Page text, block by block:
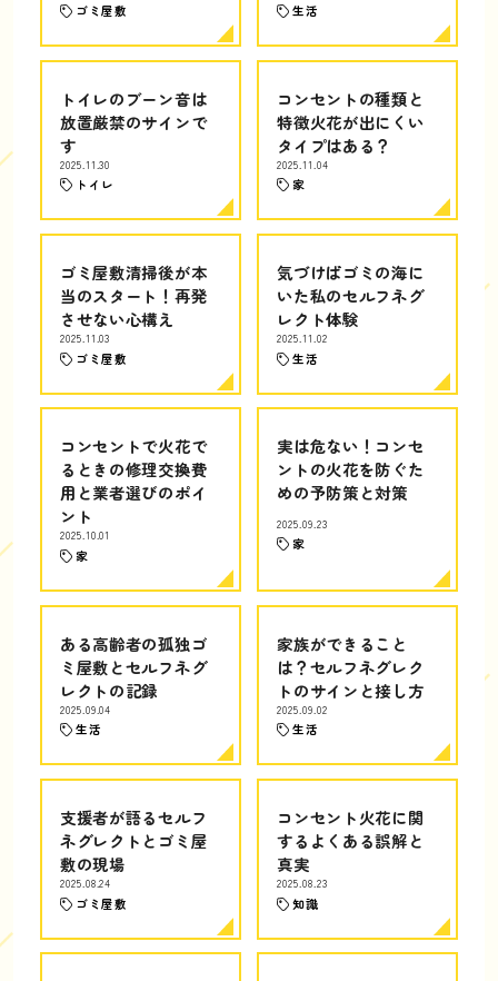
ゴミ屋敷 生活
トイレのブーン音は
放置厳禁のサインで
す
2025.11.30
トイレ
コンセントの種類と
特徴火花が出にくい
タイプはある？
2025.11.04
家
ゴミ屋敷清掃後が本
当のスタート！再発
させない心構え
2025.11.03
ゴミ屋敷
気づけばゴミの海に
いた私のセルフネグ
レクト体験
2025.11.02
生活
コンセントで火花で
るときの修理交換費
用と業者選びのポイ
ント
2025.10.01
家
実は危ない！コンセ
ントの火花を防ぐた
めの予防策と対策
2025.09.23
家
ある高齢者の孤独ゴ
ミ屋敷とセルフネグ
レクトの記録
2025.09.04
生活
家族ができること
は？セルフネグレク
トのサインと接し方
2025.09.02
生活
支援者が語るセルフ
ネグレクトとゴミ屋
敷の現場
2025.08.24
ゴミ屋敷
コンセント火花に関
するよくある誤解と
真実
2025.08.23
知識